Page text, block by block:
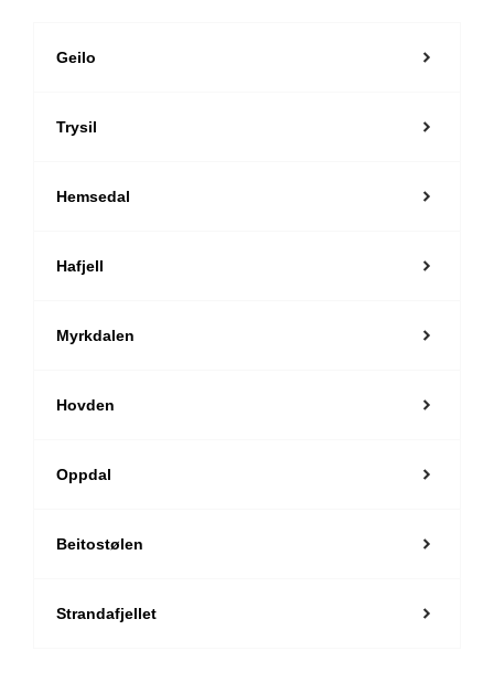
Geilo
Trysil
Hemsedal
Hafjell
Myrkdalen
Hovden
Oppdal
Beitostølen
Strandafjellet